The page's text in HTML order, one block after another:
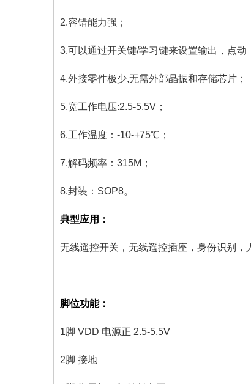
2.容错能力强；
3.可以通过开关键/学习键来设置输出，点
4.外接零件极少,无需外部晶振和存储芯片；
5.宽工作电压:2.5-5.5V；
6.工作温度：-10-+75℃；
7.解码频率：315M；
8.封装：SOP8。
典型应用：
无线遥控开关，无线遥控插座，身份识别
脚位功能：
1脚 VDD 电源正 2.5-5.5V
2脚 接地